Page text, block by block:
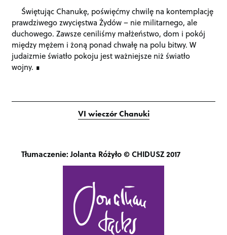
Świętując Chanukę, poświęćmy chwilę na kontemplację
prawdziwego zwycięstwa Żydów – nie militarnego, ale
duchowego. Zawsze ceniliśmy małżeństwo, dom i pokój
między mężem i żoną ponad chwałę na polu bitwy. W
judaizmie światło pokoju jest ważniejsze niż światło
wojny.
VI wieczór Chanuki
Tłumaczenie: Jolanta Różyło © CHIDUSZ 2017